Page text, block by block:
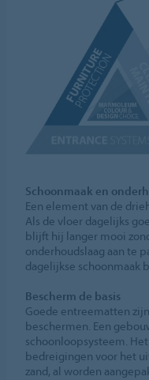
Schoonmaak en
Een element van de
Als de vloer dagelijks
blijft hij langer mooi
onderhoudslaag aan te
dagelijkse schoonmaak
Bescherm de basis
Goede entreematten
beschermen. Een
schoonloopsysteem.
bedreigingen voor het
zand, al worden